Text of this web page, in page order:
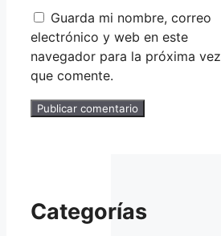
Guarda mi nombre, correo
electrónico y web en este
navegador para la próxima vez
que comente.
Categorías